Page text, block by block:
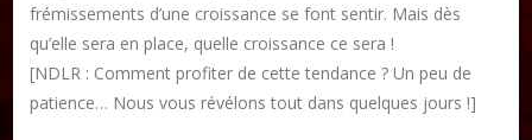
frémissements d’une croissance se font sentir. Mais dès
qu’elle sera en place, quelle croissance ce sera !
[NDLR : Comment profiter de cette tendance ? Un peu de
patience… Nous vous révélons tout dans quelques jours !]